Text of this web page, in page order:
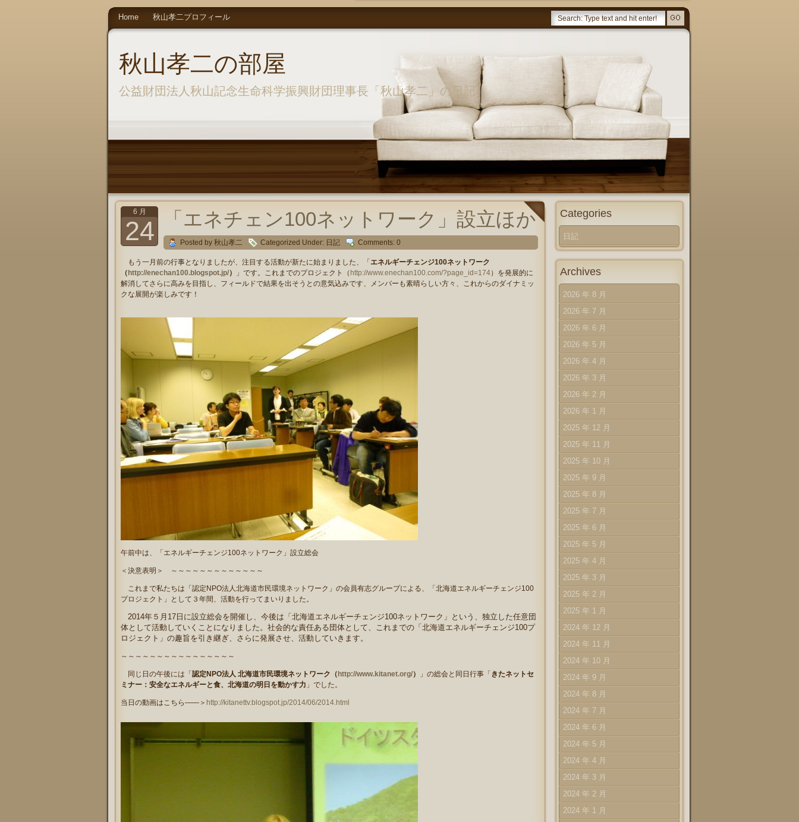
秋山孝二の部屋
公益財団法人秋山記念生命科学振興財団理事長「秋山孝二」の日記
Home 秋山孝二プロフィール
6 月
24 「エネチェン100ネットワーク」設立ほか
Posted by 秋山孝二 Categorized Under: 日記 Comments: 0
もう一月前の行事となりましたが、注目する活動が新たに始まりました、「 エネルギーチェンジ100ネットワーク
（ http://enechan100.blogspot.jp/） 」です。これまでのプロジェクト（ http://www.enechan100.com/?page_id=174）を発展的に
解消してさらに高みを目指し、フィールドで結果を出そうとの意気込みです、メンバーも素晴らしい方々、これからのダイナミッ
クな展開が楽しみです！
午前中は、「エネルギーチェンジ100ネットワーク」設立総会
＜決意表明＞ ～～～～～～～～～～～～～
これまで私たちは「認定NPO法人北海道市民環境ネットワーク」の会員有志グループによる、
「北海道エネルギーチェンジ100
プロジェクト」として３年間、活動を行ってまいりました。
2014年５月17日に設立総会を開催し、今後は「北海道エネルギーチェンジ100ネットワーク」という、独立した任意団
体として活動していくことになりました。 社会的な責任ある団体として、これまでの「北海道エネルギーチェンジ100プ
ロジェクト」の趣旨を引き継ぎ、さらに発展させ、活動していきます。
～～～～～～～～～～～～～～～～
同じ日の午後には「 認定NPO法人 北海道市民環境ネットワーク（ http://www.kitanet.org/） 」の総会と同日行事「 きたネットセ
ミナー：安全なエネルギーと食、北海道の明日を動かす力 」でした。
当日の動画はこちら――＞ http://kitanettv.blogspot.jp/2014/06/2014.html
Categories
日記
Archives
2026 年 8 月
2026 年 7 月
2026 年 6 月
2026 年 5 月
2026 年 4 月
2026 年 3 月
2026 年 2 月
2026 年 1 月
2025 年 12 月
2025 年 11 月
2025 年 10 月
2025 年 9 月
2025 年 8 月
2025 年 7 月
2025 年 6 月
2025 年 5 月
2025 年 4 月
2025 年 3 月
2025 年 2 月
2025 年 1 月
2024 年 12 月
2024 年 11 月
2024 年 10 月
2024 年 9 月
2024 年 8 月
2024 年 7 月
2024 年 6 月
2024 年 5 月
2024 年 4 月
2024 年 3 月
2024 年 2 月
2024 年 1 月